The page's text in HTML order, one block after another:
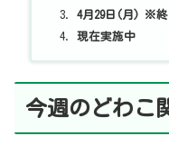
4月29日(月) ※終
現在実施中
今週のどわこ